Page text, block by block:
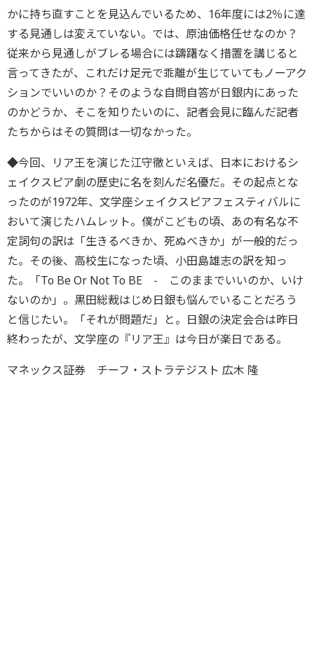
かに持ち直すことを見込んでいるため、16年度には2％に達
する見通しは変えていない。では、原油価格任せなのか？
従来から見通しがブレる場合には躊躇なく措置を講じると
言ってきたが、これだけ足元で乖離が生じていてもノーアク
ションでいいのか？そのような自問自答が日銀内にあった
のかどうか、そこを知りたいのに、記者会見に臨んだ記者
たちからはその質問は一切なかった。
◆今回、リア王を演じた江守徹といえば、日本におけるシ
ェイクスピア劇の歴史に名を刻んだ名優だ。その起点とな
ったのが1972年、文学座シェイクスピアフェスティバルに
おいて演じたハムレット。僕がこどもの頃、あの有名な不
定詞句の訳は「生きるべきか、死ぬべきか」が一般的だっ
た。その後、高校生になった頃、小田島雄志の訳を知っ
た。「To Be Or Not To BE - このままでいいのか、いけ
ないのか」。黒田総裁はじめ日銀も悩んでいることだろう
と信じたい。「それが問題だ」と。日銀の決定会合は昨日
終わったが、文学座の『リア王』は今日が楽日である。
マネックス証券 チーフ・ストラテジスト 広木 隆